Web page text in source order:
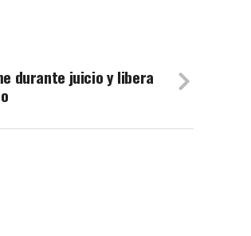
durante juicio y libera